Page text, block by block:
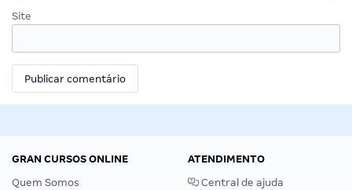
Site
GRAN CURSOS ONLINE
Quem Somos
ATENDIMENTO
Central de ajuda